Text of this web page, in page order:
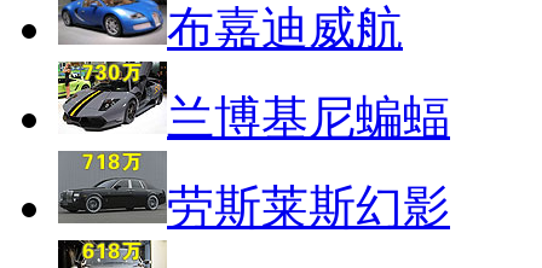
布嘉迪威航
兰博基尼蝙蝠
劳斯莱斯幻影